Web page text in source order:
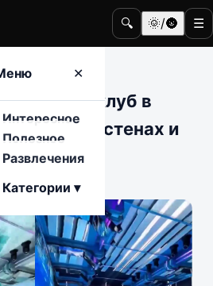
🔍 🌞/🌚 ☰
✕
Интересное
Полезное
Развлечения
Категории ▾
и искусство
ночной клуб в
на стенах и
Герасимова